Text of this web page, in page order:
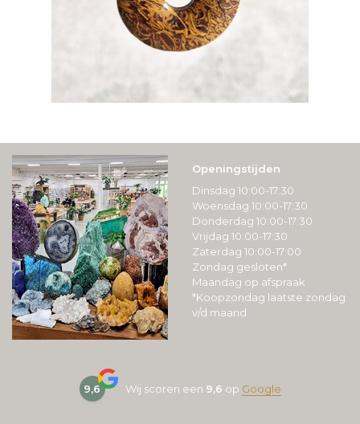
Openingstijden
Dinsdag 10:00-17:30
Woensdag 10:00-17:30
Donderdag 10:00-17:30
Vrijdag 10:00-17:30
Zaterdag 10:00-17:00
Zondag gesloten*
Maandag op afspraak
*Koopzondag laatste zondag
v/d maand
9,6 Wij scoren een 9,6 op Google